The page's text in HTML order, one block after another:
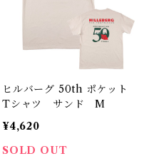
ヒルバーグ 50th ポケット
Tシャツ サンド M
¥4,620
SOLD OUT